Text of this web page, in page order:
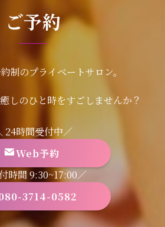
ご予約
制のプライベートサロン。
しのひと時をすごしませんか？
24時間受付中／
Web予約
時間 9:30~17:00／
3714-0582